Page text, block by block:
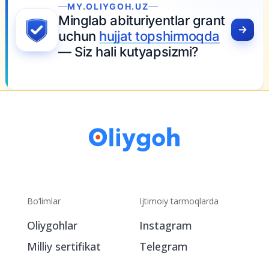
MY.OLIYGOH.UZ
Minglab abituriyentlar grant
uchun hujjat topshirmoqda
— Siz hali kutyapsizmi?
Bo‘limlar
Oliygohlar
Milliy sertifikat
Ijtimoiy tarmoqlarda
Instagram
Telegram